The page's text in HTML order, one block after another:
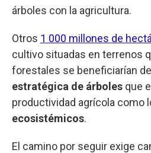
árboles con la agricultura.
Otros 1 000 millones de
cultivo situadas en terrenos
forestales se beneficiarían
estratégica de árboles que
productividad agrícola como
ecosistémicos.
El camino por seguir exige